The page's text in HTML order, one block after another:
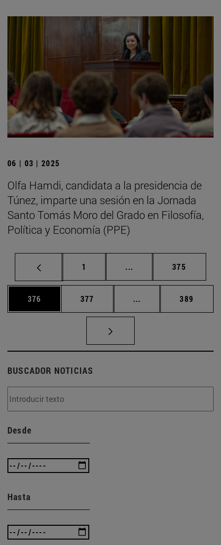
06 | 03 | 2025
Olfa Hamdi, candidata a la presidencia de
Túnez, imparte una sesión en la Jornada
Santo Tomás Moro del Grado en Filosofía,
Política y Economía (PPE)
Página
1 ... Páginas intermedias
Página
375
Página
376 Página
377 ... Páginas intermedias
Página
389
BUSCADOR NOTICIAS
Desde
Hasta